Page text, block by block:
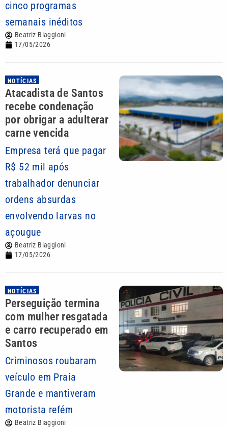
cinco programas
semanais inéditos
Beatriz Biaggioni
17/05/2026
NOTÍCIAS
Atacadista de Santos
recebe condenação
por obrigar a adulterar
carne vencida
Empresa terá que pagar
R$ 52 mil após
trabalhador denunciar
ordens absurdas
envolvendo larvas no
açougue
Beatriz Biaggioni
17/05/2026
NOTÍCIAS
Perseguição termina
com mulher resgatada
e carro recuperado em
Santos
Criminosos roubaram
veículo em Praia
Grande e mantiveram
motorista refém
Beatriz Biaggioni